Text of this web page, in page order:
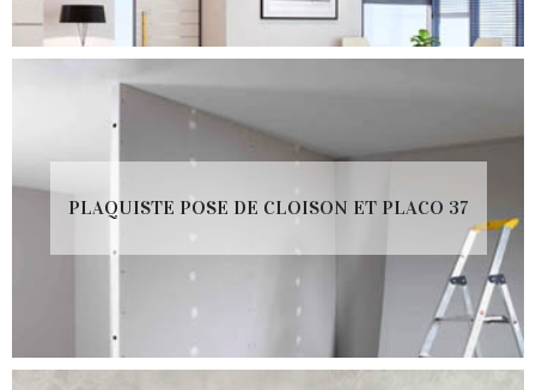
PLAQUISTE POSE DE CLOISON ET PLACO 37